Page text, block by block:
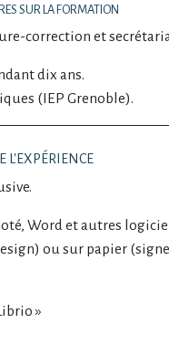
SUR LA FORMATION
correction et
dix ans.
(IEP Grenoble).
L'EXPÉRIENCE
Word et autres
ou sur papier
»